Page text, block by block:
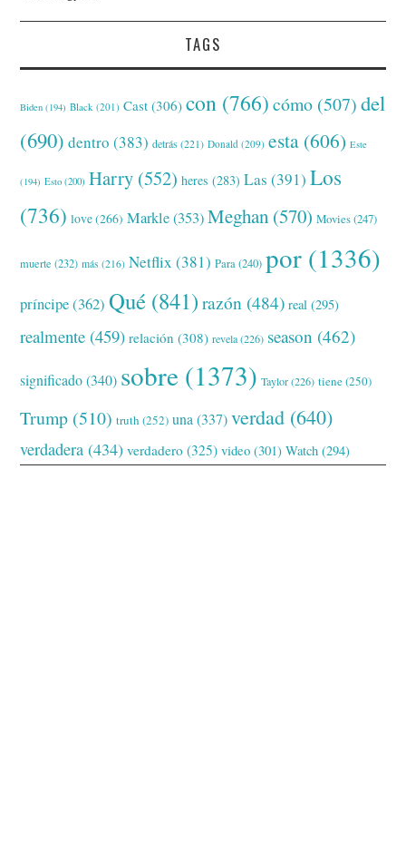
TAGS
Biden (194) Black (201) Cast (306) con (766) cómo (507) del
(690) dentro (383) detrás (221) Donald (209) esta (606) Este
(194) Esto (200) Harry (552) heres (283) Las (391) Los
(736) love(266) Markle(353) Meghan (570) Movies(247)
muerte (232) más (216) Netflix (381) Para(240) por (1336)
príncipe(362) Qué (841) razón (484) real (295)
realmente (459) relación (308) revela(226) season (462)
significado(340) sobre (1373) Taylor(226) tiene(250)
Trump (510) truth (252) una (337) verdad (640)
verdadera (434) verdadero (325) video (301) Watch (294)